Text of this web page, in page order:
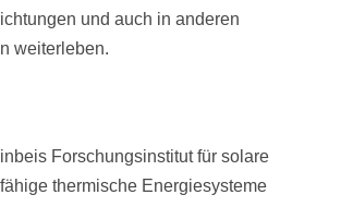
und auch in anderen
weiterleben.
Forschungsinstitut für solare
thermische Energiesysteme